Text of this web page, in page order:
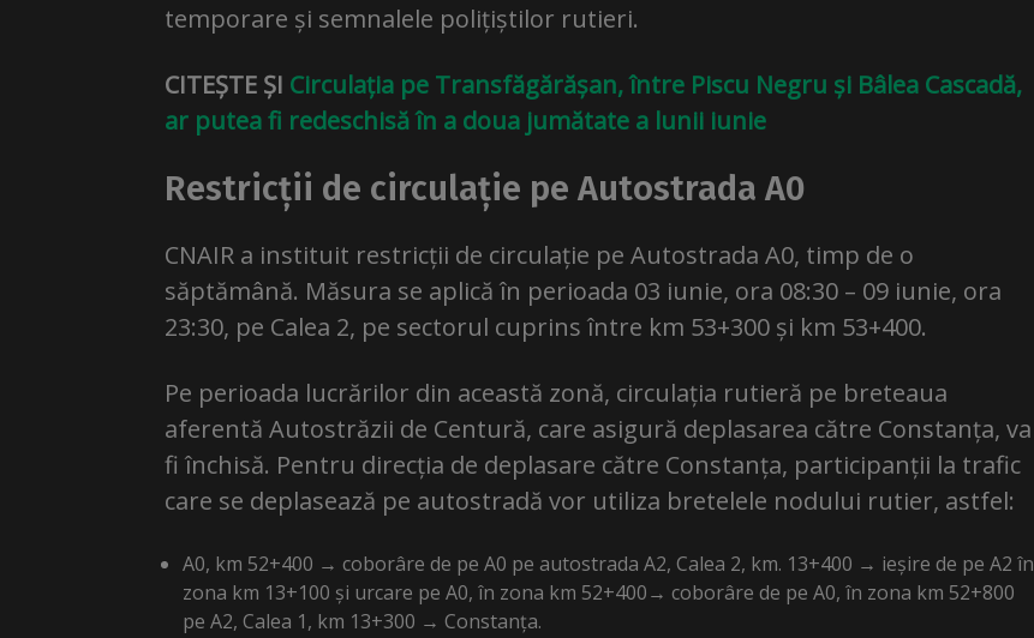
temporare și semnalele polițiștilor rutieri.
CITEȘTE ȘI Circulația pe Transfăgărășan, între Piscu Negru și Bâlea Cascadă,
ar putea fi redeschisă în a doua jumătate a lunii iunie
Restricții de circulație pe Autostrada A0
CNAIR a instituit restricții de circulație pe Autostrada A0, timp de o
săptămână. Măsura se aplică în perioada 03 iunie, ora 08:30 – 09 iunie, ora
23:30, pe Calea 2, pe sectorul cuprins între km 53+300 și km 53+400.
Pe perioada lucrărilor din această zonă, circulația rutieră pe breteaua
aferentă Autostrăzii de Centură, care asigură deplasarea către Constanța, va
fi închisă. Pentru direcția de deplasare către Constanța, participanții la trafic
care se deplasează pe autostradă vor utiliza bretelele nodului rutier, astfel:
A0, km 52+400 → coborâre de pe A0 pe autostrada A2, Calea 2, km. 13+400 → ieșire de pe A2 în
zona km 13+100 și urcare pe A0, în zona km 52+400→ coborâre de pe A0, în zona km 52+800
pe A2, Calea 1, km 13+300 → Constanța.